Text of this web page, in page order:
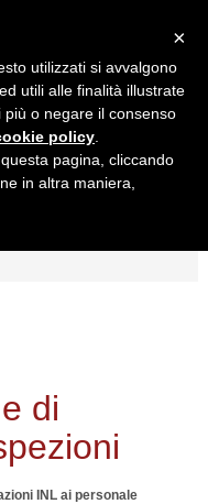
di
INL ai personale
×
utilizzati si avvalgono
utili alle finalità illustrate
più o negare il consenso
policy
pagina, cliccando
in altra maniera,